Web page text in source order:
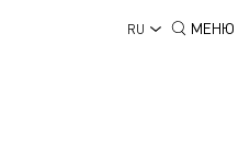
RU МЕНЮ